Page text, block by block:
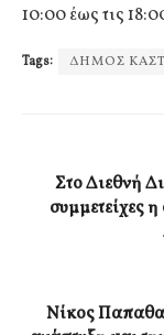
10:00 έως τις
Tags: ΔΗΜΟΣ
Στο Διεθνή
συμμετείχες
Νίκος